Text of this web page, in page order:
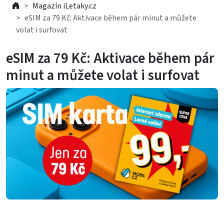
Magazín iLetaky.cz
eSIM za 79 Kč: Aktivace během pár minut a můžete
volat i surfovat
eSIM za 79 Kč: Aktivace během pár
minut a můžete volat i surfovat